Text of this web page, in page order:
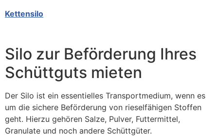
Kettensilo
Silo zur Beförderung Ihres
Schüttguts mieten
Der Silo ist ein essentielles Transportmedium, wenn es
um die sichere Beförderung von rieselfähigen Stoffen
geht. Hierzu gehören Salze, Pulver, Futtermittel,
Granulate und noch andere Schüttgüter.